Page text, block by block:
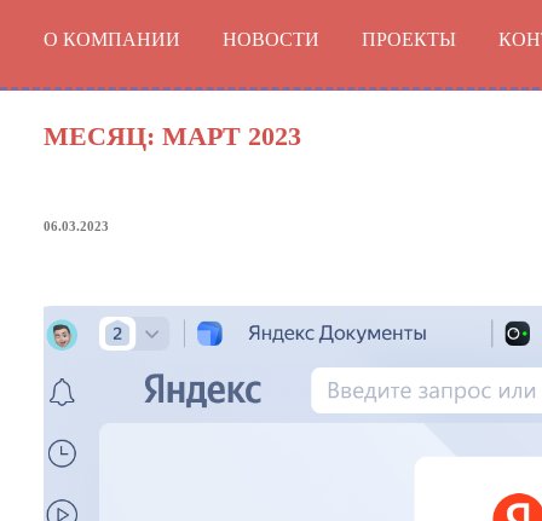
содержимому
О КОМПАНИИ НОВОСТИ ПРОЕКТЫ
МЕСЯЦ: МАРТ 2023
ОПУБЛИКОВАНО
06.03.2023